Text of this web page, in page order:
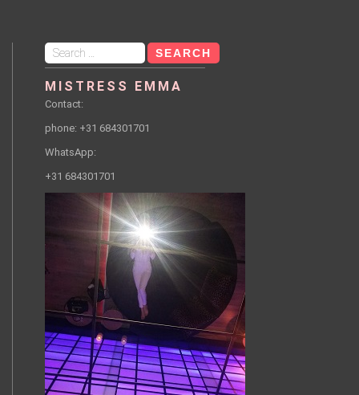
Search
for:
MISTRESS EMMA
Contact:
phone: +31 684301701
WhatsApp:
+31 684301701